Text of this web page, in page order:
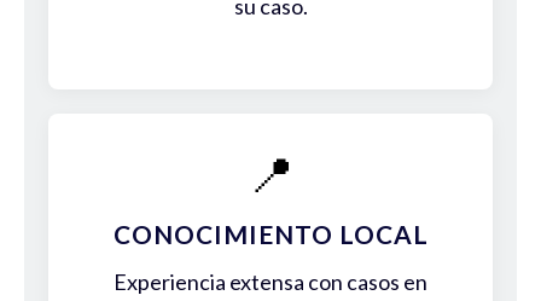
su caso.
📍
CONOCIMIENTO LOCAL
Experiencia extensa con casos en